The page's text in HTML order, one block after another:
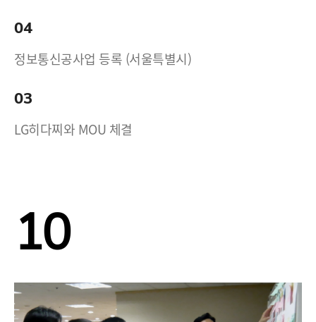
04
정보통신공사업 등록 (서울특별시)
03
LG히다찌와 MOU 체결
10